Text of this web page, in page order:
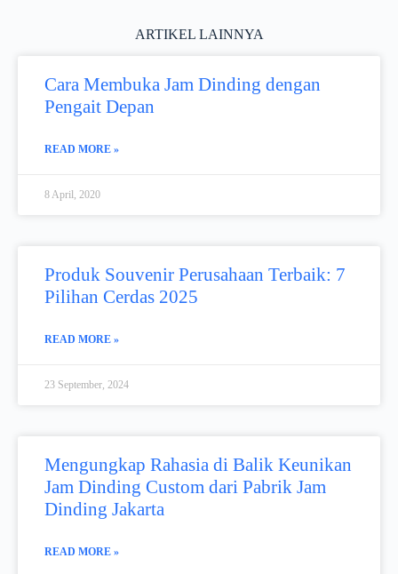
ARTIKEL LAINNYA
Cara Membuka Jam Dinding dengan
Pengait Depan
READ MORE »
8 April, 2020
Produk Souvenir Perusahaan Terbaik: 7
Pilihan Cerdas 2025
READ MORE »
23 September, 2024
Mengungkap Rahasia di Balik Keunikan
Jam Dinding Custom dari Pabrik Jam
Dinding Jakarta
READ MORE »